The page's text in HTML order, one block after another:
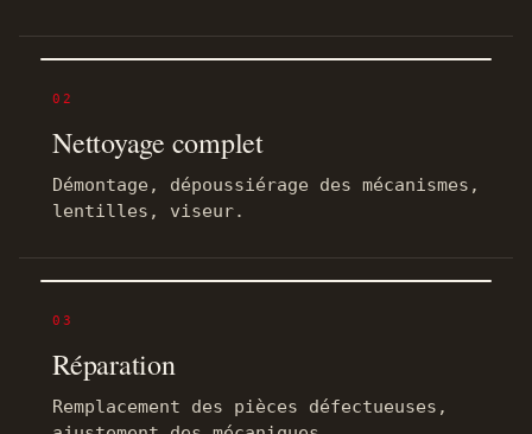
02
Nettoyage complet
Démontage, dépoussiérage des mécanismes,
lentilles, viseur.
03
Réparation
Remplacement des pièces défectueuses,